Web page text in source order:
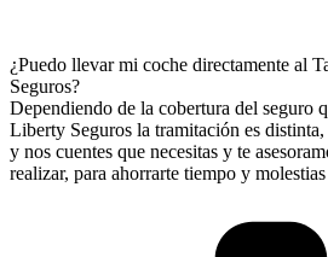
¿Puedo llevar mi coche directamente al
Seguros?
Dependiendo de la cobertura del seguro
Liberty Seguros la tramitación es
y nos cuentes que necesitas y te
realizar, para ahorrarte tiempo y